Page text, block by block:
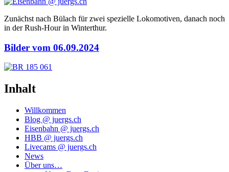
Zunächst nach Bülach für zwei spe­zi­el­le Loko­mo­ti­ven, danach noch
in der Rush-Hour in Winterthur.
Bilder vom 06.09.2024
Inhalt
Willkommen
Blog @ juergs.ch
Eisenbahn @ juergs.ch
HBB @ juergs.ch
Livecams @ juergs.ch
News
Über uns…